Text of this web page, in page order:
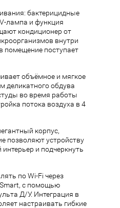
бактерицидные
лампа и функция
кондиционер от
внутри
помещение поступает
объёмное и мягкое
деликатного обдува
во время работы
потока воздуха в 4
корпус,
позволяют устройству
и подчеркнуть
по Wi-Fi через
с помощью
Д/У. Интеграция в
настраивать гибкие